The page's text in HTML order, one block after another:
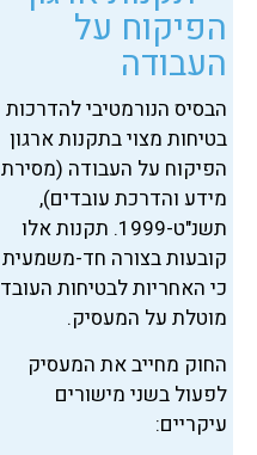
הפיקוח על
העבודה
הבסיס הנורמטיבי להדרכות
בטיחות מצוי בתקנות ארגון
הפיקוח על העבודה (מסירת
מידע והדרכת עובדים),
תשנ"ט-1999. תקנות אלו
קובעות בצורה חד-משמעית
כי האחריות לבטיחות העובד
מוטלת על המעסיק.
החוק מחייב את המעסיק
לפעול בשני מישורים
עיקריים: